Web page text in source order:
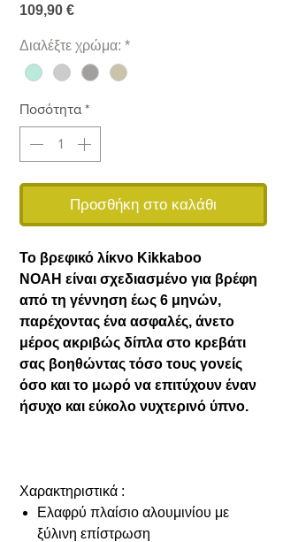
109,90 €Τιμή
Διαλέξτε χρώμα: *
Ποσότητα *
Προσθήκη στο καλάθι
Το βρεφικό λίκνο Kikkaboo
NOAH είναι σχεδιασμένο για βρέφη
από τη γέννηση έως 6 μηνών,
παρέχοντας ένα ασφαλές, άνετο
μέρος ακριβώς δίπλα στο κρεβάτι
σας βοηθώντας τόσο τους γονείς
όσο και το μωρό να επιτύχουν έναν
ήσυχο και εύκολο νυχτερινό ύπνο.
Χαρακτηριστικά :
Ελαφρύ πλαίσιο αλουμινίου με
ξύλινη επίστρωση